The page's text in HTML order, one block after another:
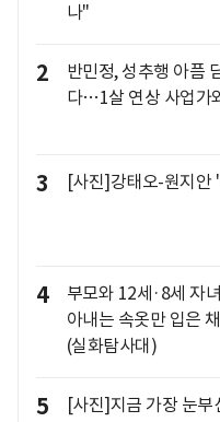
나"
2
반민정, 성추행 아픔
다…1살 연상 사업가
3 [사진]강태오-원지안
4
부모와 12세·8세 자
아내는 속옷만 입은
(실화탐사대)
5 [사진]지금 가장 눈부